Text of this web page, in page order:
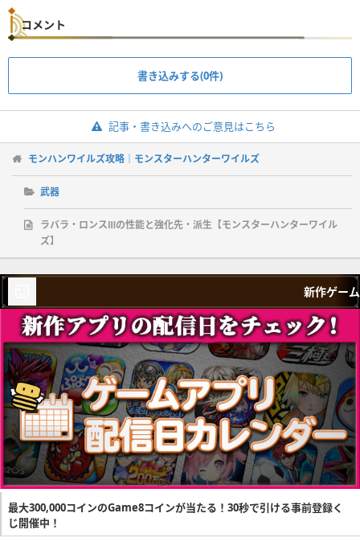
コメント
書き込みする(0件)
記事・書き込みへのご意見はこちら
モンハンワイルズ攻略｜モンスターハンターワイルズ
武器
ラバラ・ロンスⅢの性能と強化先・派生【モンスターハンターワイル
ズ】
新作ゲーム
最大300,000コインのGame8コインが当たる！30秒で引ける事前登録く
じ開催中！